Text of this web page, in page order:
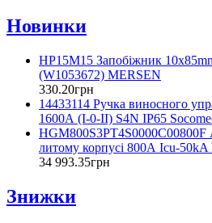
Новинки
HP15M15 Запобіжник
(W1053672) MERSEN
330.20грн
14433114 Ручка виносного
1600А (I-0-II) S4N IP65
литому корпусі 800А Icu-
34 993.35грн
Знижки